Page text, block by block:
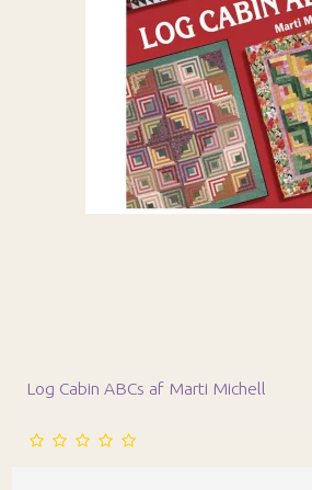
Log Cabin ABCs af Marti Michell